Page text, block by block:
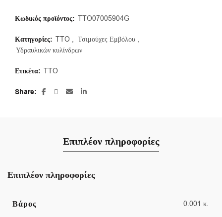
Κωδικός προϊόντος: TTO07005904G
Κατηγορίες: TTO , Τσιμούχες Εμβόλου ,
Υδραυλικών κυλίνδρων
Ετικέτα: TTO
Share
Επιπλέον πληροφορίες
Επιπλέον πληροφορίες
Βάρος 0.001 κ.